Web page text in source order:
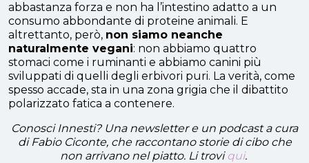
abbastanza forza e non ha l’intestino adatto a un
consumo abbondante di proteine animali. E
altrettanto, però, non siamo neanche
naturalmente vegani: non abbiamo quattro
stomaci come i ruminanti e abbiamo canini più
sviluppati di quelli degli erbivori puri. La verità, come
spesso accade, sta in una zona grigia che il dibattito
polarizzato fatica a contenere.
Conosci Innesti? Una newsletter e un podcast a cura
di Fabio Ciconte, che raccontano storie di cibo che
non arrivano nel piatto. Li troviqui.